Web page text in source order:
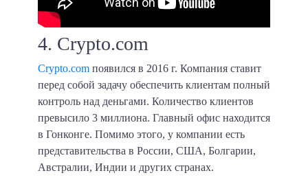
4. Crypto.com
Crypto.com появился в 2016 г. Компания ставит
перед собой задачу обеспечить клиентам полный
контроль над деньгами. Количество клиентов
превысило 3 миллиона. Главный офис находится
в Гонконге. Помимо этого, у компании есть
представительства в России, США, Болгарии,
Австралии, Индии и других странах.